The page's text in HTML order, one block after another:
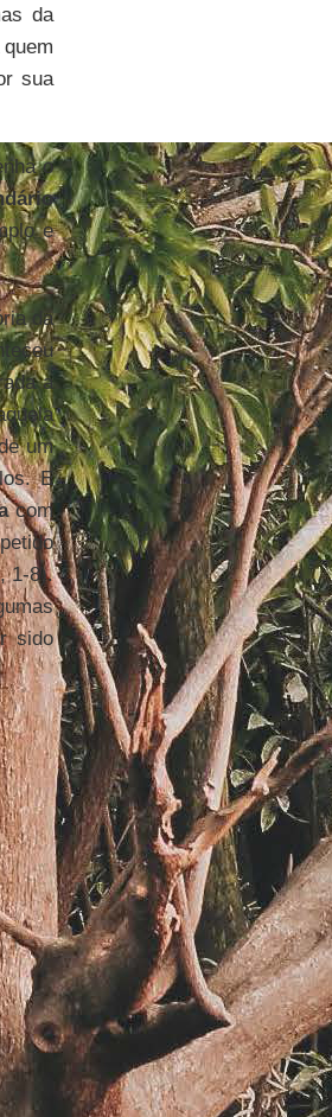
da
sua
o
e
da
a
um
E
com
1-8).
sido